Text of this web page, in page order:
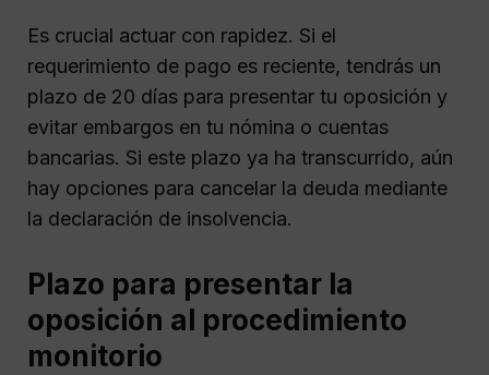
Es crucial actuar con rapidez. Si el
requerimiento de pago es reciente, tendrás un
plazo de 20 días para presentar tu oposición y
evitar embargos en tu nómina o cuentas
bancarias. Si este plazo ya ha transcurrido, aún
hay opciones para cancelar la deuda mediante
la declaración de insolvencia.
Plazo para presentar la
oposición al procedimiento
monitorio